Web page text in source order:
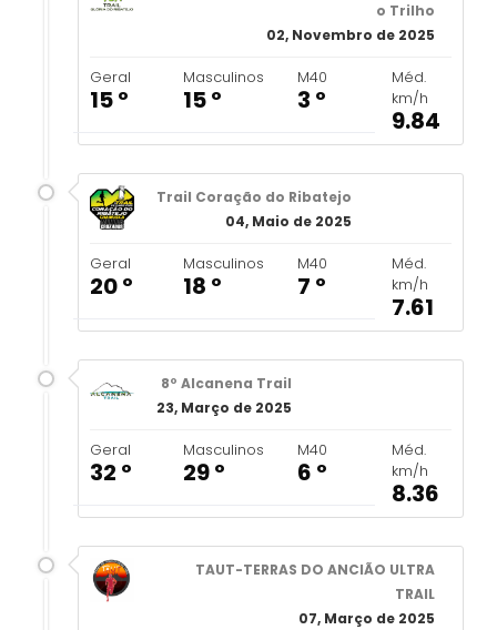
o Trilho
02, Novembro de 2025
Geral
15 º
Masculinos
15 º
M40
3 º
Méd.
km/h
9.84
Trail Coração do Ribatejo
04, Maio de 2025
Geral
20 º
Masculinos
18 º
M40
7 º
Méd.
km/h
7.61
8º Alcanena Trail
23, Março de 2025
Geral
32 º
Masculinos
29 º
M40
6 º
Méd.
km/h
8.36
TAUT-TERRAS DO ANCIÃO ULTRA
TRAIL
07, Março de 2025